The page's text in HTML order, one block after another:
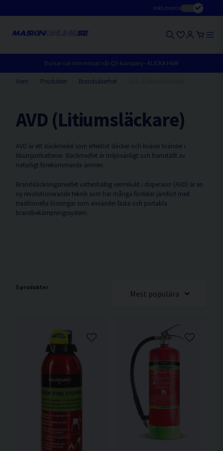
Inkl.moms
Du har väl inte missat vår Q3-kampanj - KLICKA HÄR!
Hem Produkter Brandsäkerhet
AVD (Litiumsläckare)
AVD är ett släckmedel som effektivt släcker och kväver bränder i
litiumjonbatterier. Släckmedlet är miljövänligt och framställt av
naturligt förekommande ämnen.
Brandsläckningsmedlet vattenhaltig vermikulit i dispersion (AVD) är en
ny revolutionerande teknik som har många fördelar jämfört med
traditionella lösningar som använder fasta och portabla
brandbekämpningssystem.
5 produkter
Mest populära